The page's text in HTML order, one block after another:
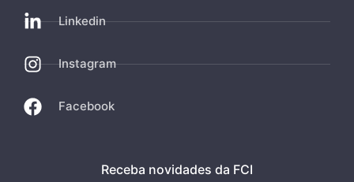
Linkedin
Instagram
Facebook
Receba novidades da FCI